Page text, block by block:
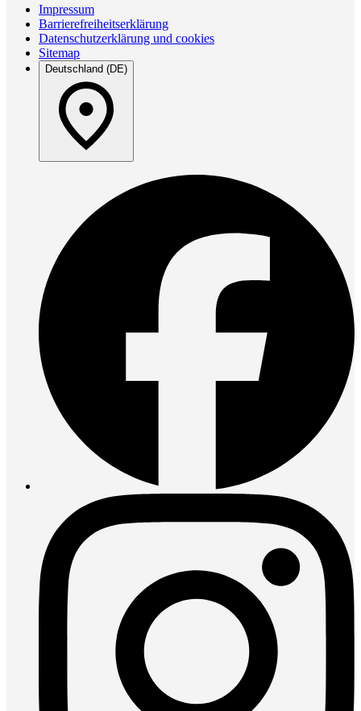
Impressum
Barrierefreiheitserklärung
Datenschutzerklärung und cookies
Sitemap
Deutschland (DE)